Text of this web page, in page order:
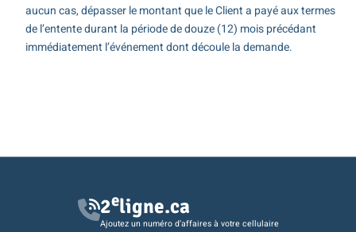
aucun cas, dépasser le montant que le Client a payé aux termes
de l’entente durant la période de douze (12) mois précédant
immédiatement l’événement dont découle la demande.
2eligne.ca
Ajoutez un numéro d’affaires à votre cellulaire